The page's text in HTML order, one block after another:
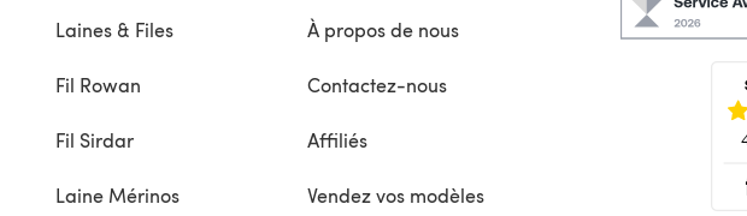
Laines & Files
Fil Rowan
Fil Sirdar
Laine Mérinos
À propos de nous
Contactez-nous
Affiliés
Vendez vos modèles